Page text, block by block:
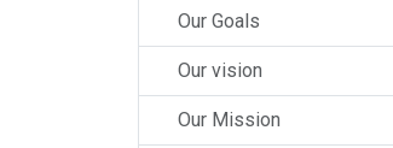
Our Goals
Our vision
Our Mission